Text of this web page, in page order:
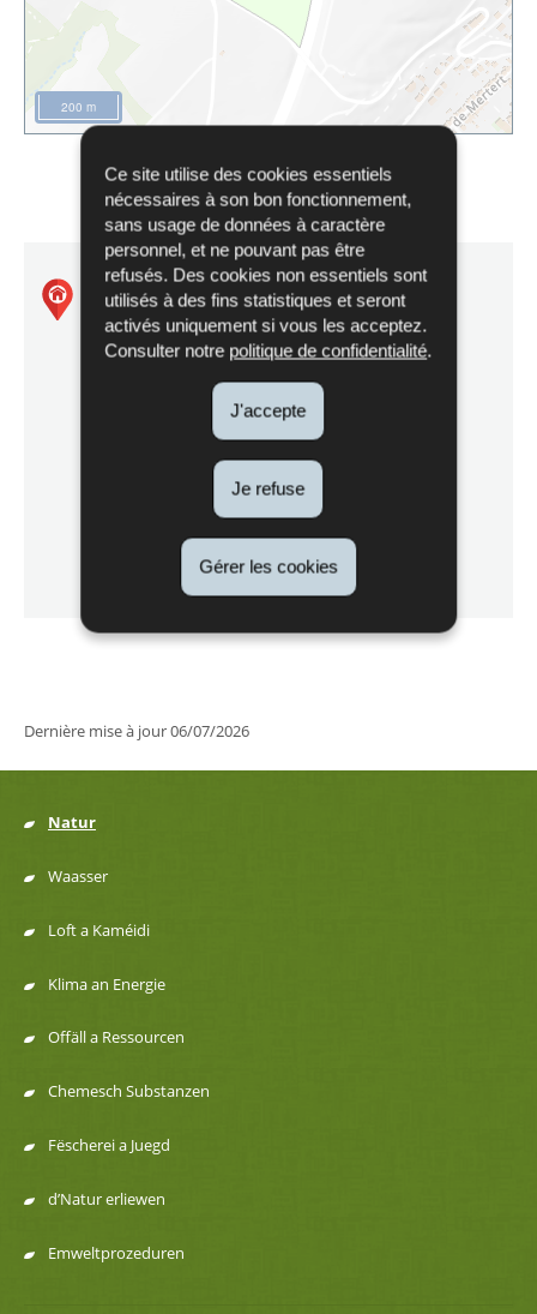
Ce site utilise des cookies essentiels
nécessaires à son bon fonctionnement,
sans usage de données à caractère
personnel, et ne pouvant pas être
refusés. Des cookies non essentiels sont
utilisés à des fins statistiques et seront
activés uniquement si vous les acceptez.
Consulter notre politique de confidentialité.
J'accepte
Je refuse
Gérer les cookies
200 m
Natura 2000 - LU0001034
Wasserbillig - Carrière de Dolomie
Localisez sur la carte
Dernière mise à jour06/07/2026
Menu
de
navigation
Natur
Waasser
Loft a Kaméidi
Klima an Energie
Offäll a Ressourcen
Chemesch Substanzen
Fëscherei a Juegd
d’Natur erliewen
Emweltprozeduren